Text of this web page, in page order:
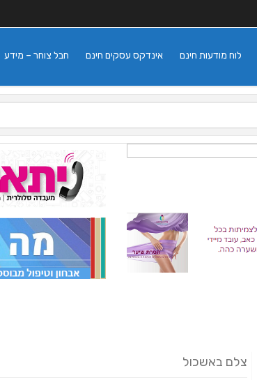
חבל צוחר – מידע אינדקס עסקים חינם לוח מודעות חינם
צלם באשכול